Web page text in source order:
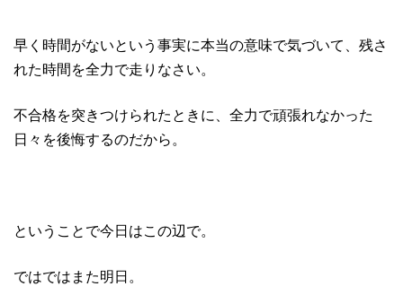
早く時間がないという事実に本当の意味で気づいて、残さ
れた時間を全力で走りなさい。
不合格を突きつけられたときに、全力で頑張れなかった
日々を後悔するのだから。
ということで今日はこの辺で。
ではではまた明日。